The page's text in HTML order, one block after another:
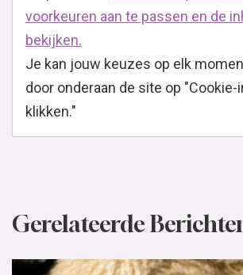
voorkeuren aan te passen en de
bekijken.
Je kan jouw keuzes op elk
door onderaan de site op
klikken."
Gerelateerde